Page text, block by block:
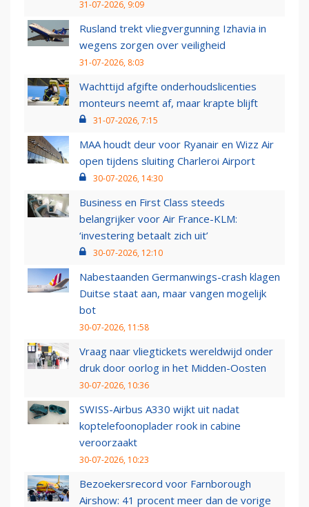
31-07-2026, 9:09
Rusland trekt vliegvergunning Izhavia in
wegens zorgen over veiligheid
31-07-2026, 8:03
Wachttijd afgifte onderhoudslicenties
monteurs neemt af, maar krapte blijft
31-07-2026, 7:15
MAA houdt deur voor Ryanair en Wizz Air
open tijdens sluiting Charleroi Airport
30-07-2026, 14:30
Business en First Class steeds
belangrijker voor Air France-KLM:
‘investering betaalt zich uit’
30-07-2026, 12:10
Nabestaanden Germanwings-crash klagen
Duitse staat aan, maar vangen mogelijk
bot
30-07-2026, 11:58
Vraag naar vliegtickets wereldwijd onder
druk door oorlog in het Midden-Oosten
30-07-2026, 10:36
SWISS-Airbus A330 wijkt uit nadat
koptelefoonoplader rook in cabine
veroorzaakt
30-07-2026, 10:23
Bezoekersrecord voor Farnborough
Airshow: 41 procent meer dan de vorige